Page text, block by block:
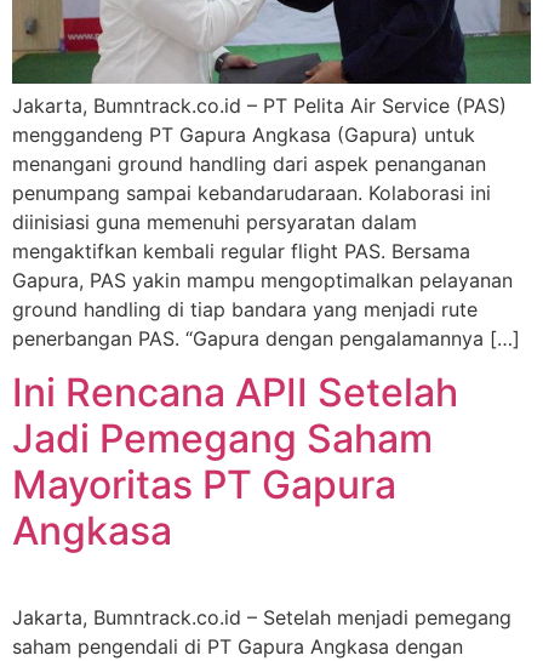
Jakarta, Bumntrack.co.id – PT Pelita Air Service (PAS)
menggandeng PT Gapura Angkasa (Gapura) untuk
menangani ground handling dari aspek penanganan
penumpang sampai kebandarudaraan. Kolaborasi ini
diinisiasi guna memenuhi persyaratan dalam
mengaktifkan kembali regular flight PAS. Bersama
Gapura, PAS yakin mampu mengoptimalkan pelayanan
ground handling di tiap bandara yang menjadi rute
penerbangan PAS. “Gapura dengan pengalamannya […]
Ini Rencana APII Setelah
Jadi Pemegang Saham
Mayoritas PT Gapura
Angkasa
Jakarta, Bumntrack.co.id – Setelah menjadi pemegang
saham pengendali di PT Gapura Angkasa dengan